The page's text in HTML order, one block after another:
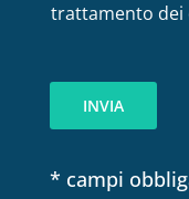
i
c
*
trattamento dei
INVIA
* campi